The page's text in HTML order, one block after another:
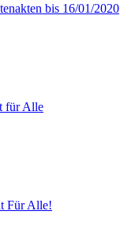
bis 16/01/2020
für Alle
Für Alle!